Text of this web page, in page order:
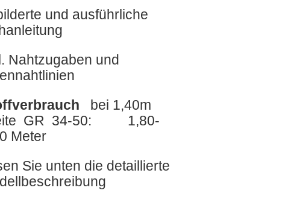
und ausführliche
Nahtzugaben und
bei 1,40m
GR 34-50: 1,80-
Meter
Sie unten die detaillierte